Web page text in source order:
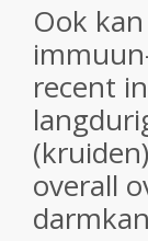
Ook
recent
overall